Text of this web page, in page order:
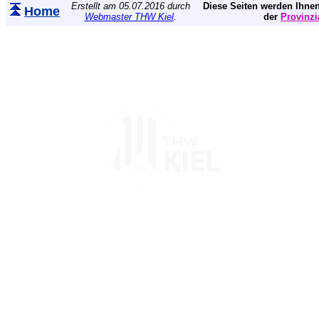
Home
Erstellt am 05.07.2016 durch
Webmaster THW Kiel.
Diese Seiten werden
der